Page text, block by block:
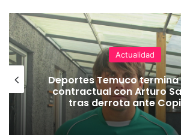
Actualidad
Deportes Temuco
contractual con Arturo
tras derrota ante